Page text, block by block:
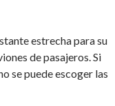
estrecha para su
de pasajeros. Si
se puede escoger las